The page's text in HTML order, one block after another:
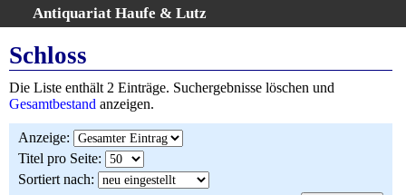
Antiquariat Haufe & Lutz
Home
Gesamtbestand
Kategorien
Schlagwörter
Suchergebnisse
Schloss
Die Liste enthält 2 Einträge. Suchergebnisse löschen und
Gesamtbestand anzeigen.
Anzeige:
Titel pro Seite:
Sortiert nach: